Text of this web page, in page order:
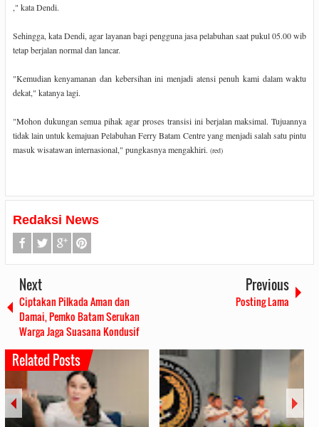
," kata Dendi.
Sehingga, kata Dendi, agar layanan bagi pengguna jasa pelabuhan saat pukul 05.00 wib
tetap berjalan normal dan lancar.
"Kemudian kenyamanan dan kebersihan ini menjadi atensi penuh kami dalam waktu
dekat," katanya lagi.
"Mohon dukungan semua pihak agar proses transisi ini berjalan maksimal. Tujuannya
tidak lain untuk kemajuan Pelabuhan Ferry Batam Centre yang menjadi salah satu pintu
masuk wisatawan internasional," pungkasnya mengakhiri. (red)
Redaksi News
Next
Ciptakan Pilkada Aman dan
Damai, Pemko Batam Serukan
Warga Jaga Suasana Kondusif
Previous
Posting Lama
Related Posts